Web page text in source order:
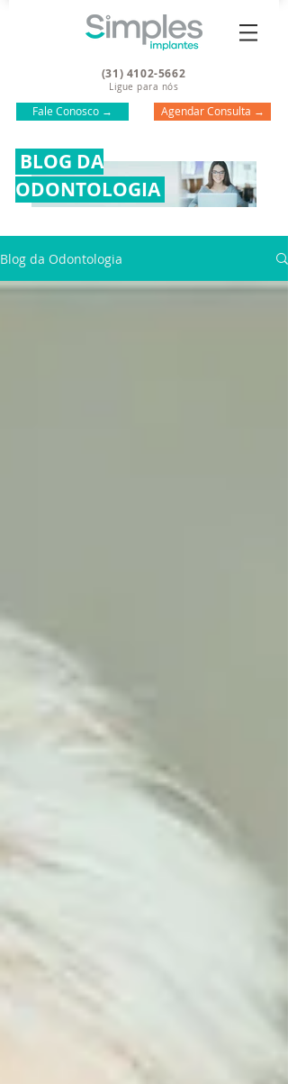
(31) 4102-5662
Ligue para nós
Fale Conosco → Agendar Consulta →
BLOG DA
ODONTOLOGIA
Blog da Odontologia